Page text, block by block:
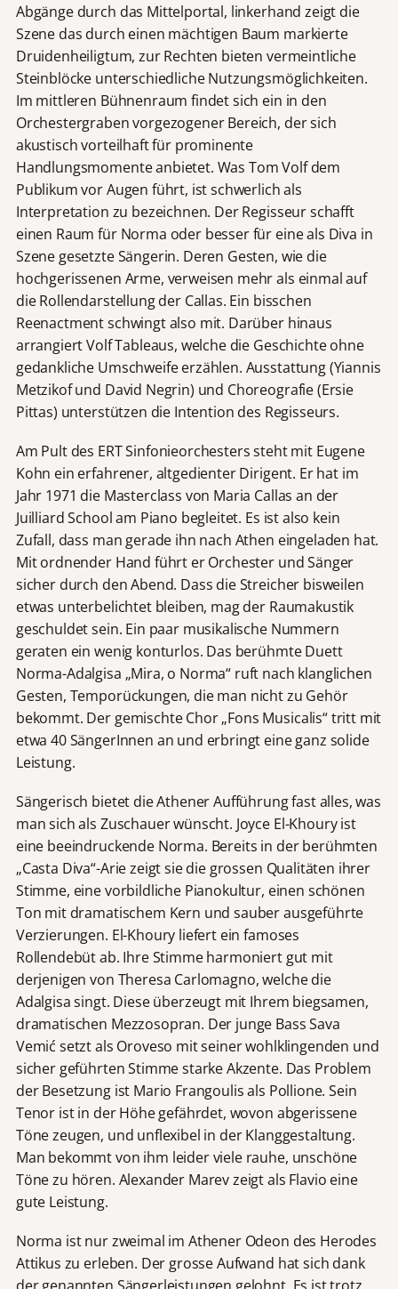
Abgänge durch das Mittelportal, linkerhand zeigt die
Szene das durch einen mächtigen Baum markierte
Druidenheiligtum, zur Rechten bieten vermeintliche
Steinblöcke unterschiedliche Nutzungsmöglichkeiten.
Im mittleren Bühnenraum findet sich ein in den
Orchestergraben vorgezogener Bereich, der sich
akustisch vorteilhaft für prominente
Handlungsmomente anbietet. Was Tom Volf dem
Publikum vor Augen führt, ist schwerlich als
Interpretation zu bezeichnen. Der Regisseur schafft
einen Raum für Norma oder besser für eine als Diva in
Szene gesetzte Sängerin. Deren Gesten, wie die
hochgerissenen Arme, verweisen mehr als einmal auf
die Rollendarstellung der Callas. Ein bisschen
Reenactment schwingt also mit. Darüber hinaus
arrangiert Volf Tableaus, welche die Geschichte ohne
gedankliche Umschweife erzählen. Ausstattung (Yiannis
Metzikof und David Negrin) und Choreografie (Ersie
Pittas) unterstützen die Intention des Regisseurs.
Am Pult des ERT Sinfonieorchesters steht mit Eugene
Kohn ein erfahrener, altgedienter Dirigent. Er hat im
Jahr 1971 die Masterclass von Maria Callas an der
Juilliard School am Piano begleitet. Es ist also kein
Zufall, dass man gerade ihn nach Athen eingeladen hat.
Mit ordnender Hand führt er Orchester und Sänger
sicher durch den Abend. Dass die Streicher bisweilen
etwas unterbelichtet bleiben, mag der Raumakustik
geschuldet sein. Ein paar musikalische Nummern
geraten ein wenig konturlos. Das berühmte Duett
Norma-Adalgisa „Mira, o Norma“ ruft nach klanglichen
Gesten, Temporückungen, die man nicht zu Gehör
bekommt. Der gemischte Chor „Fons Musicalis“ tritt mit
etwa 40 SängerInnen an und erbringt eine ganz solide
Leistung.
Sängerisch bietet die Athener Aufführung fast alles, was
man sich als Zuschauer wünscht. Joyce El-Khoury ist
eine beeindruckende Norma. Bereits in der berühmten
„Casta Diva“-Arie zeigt sie die grossen Qualitäten ihrer
Stimme, eine vorbildliche Pianokultur, einen schönen
Ton mit dramatischem Kern und sauber ausgeführte
Verzierungen. El-Khoury liefert ein famoses
Rollendebüt ab. Ihre Stimme harmoniert gut mit
derjenigen von Theresa Carlomagno, welche die
Adalgisa singt. Diese überzeugt mit Ihrem biegsamen,
dramatischen Mezzosopran. Der junge Bass Sava
Vemić setzt als Oroveso mit seiner wohlklingenden und
sicher geführten Stimme starke Akzente. Das Problem
der Besetzung ist Mario Frangoulis als Pollione. Sein
Tenor ist in der Höhe gefährdet, wovon abgerissene
Töne zeugen, und unflexibel in der Klanggestaltung.
Man bekommt von ihm leider viele rauhe, unschöne
Töne zu hören. Alexander Marev zeigt als Flavio eine
gute Leistung.
Norma ist nur zweimal im Athener Odeon des Herodes
Attikus zu erleben. Der grosse Aufwand hat sich dank